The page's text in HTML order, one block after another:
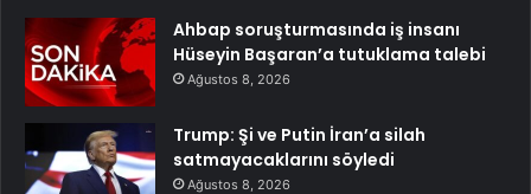
Ahbap soruşturmasında iş insanı
Hüseyin Başaran’a tutuklama talebi
Ağustos 8, 2026
Trump: Şi ve Putin İran’a silah
satmayacaklarını söyledi
Ağustos 8, 2026